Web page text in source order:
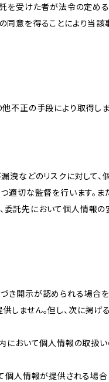
を受けた者が法令の定め
同意を得ることにより当
不正の手段により取得しま
洩などのリスクに対して
適切な監督を行います。ま
託先において個人情報の
き開示が認められる場合を
しません。但し、次に掲げ
において個人情報の取扱
個人情報が提供される場合